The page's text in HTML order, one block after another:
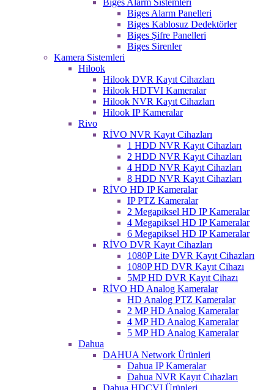
Biges Alarm Sistemleri
Biges Alarm Panelleri
Biges Kablosuz Dedektörler
Biges Şifre Panelleri
Biges Sirenler
Kamera Sistemleri
Hilook
Hilook DVR Kayıt Cihazları
Hilook HDTVI Kameralar
Hilook NVR Kayıt Cihazları
Hilook IP Kameralar
Rivo
RİVO NVR Kayıt Cihazları
1 HDD NVR Kayıt Cihazları
2 HDD NVR Kayıt Cihazları
4 HDD NVR Kayıt Cihazları
8 HDD NVR Kayıt Cihazları
RİVO HD IP Kameralar
IP PTZ Kameralar
2 Megapiksel HD IP Kameralar
4 Megapiksel HD IP Kameralar
6 Megapiksel HD IP Kameralar
RİVO DVR Kayıt Cihazları
1080P Lite DVR Kayıt Cihazları
1080P HD DVR Kayıt Cihazı
5MP HD DVR Kayıt Cihazı
RİVO HD Analog Kameralar
HD Analog PTZ Kameralar
2 MP HD Analog Kameralar
4 MP HD Analog Kameralar
5 MP HD Analog Kameralar
Dahua
DAHUA Network Ürünleri
Dahua IP Kameralar
Dahua NVR Kayıt Cıhazları
Dahua HDCVI Ürünleri